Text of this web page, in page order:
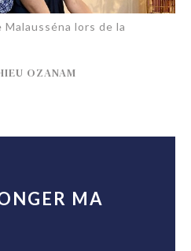
lors de la
OZANAM
MA